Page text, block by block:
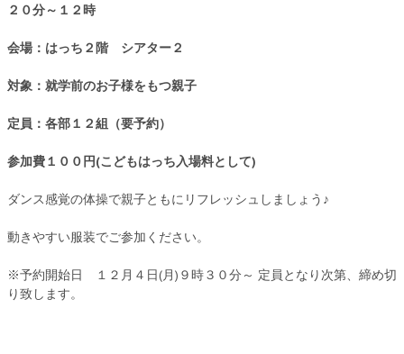
２０分～１２時
会場：はっち２階 シアター２
対象：就学前のお子様をもつ親子
定員：各部１２組（要予約）
参加費１００円(こどもはっち入場料として)
ダンス感覚の体操で親子ともにリフレッシュしましょう♪
動きやすい服装でご参加ください。
※予約開始日 １２月４日(月)９時３０分～ 定員となり次第、締め切
り致します。